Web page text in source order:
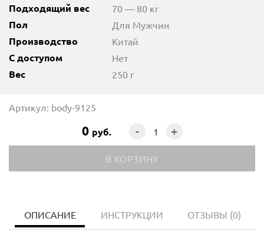
Подходящий вес 70 — 80 кг
Пол Для Мужчин
Производство Китай
С доступом Нет
Вес 250 г
Артикул: body-9125
0 руб. - +
ОПИСАНИЕ ИНСТРУКЦИИ ОТЗЫВЫ (0)